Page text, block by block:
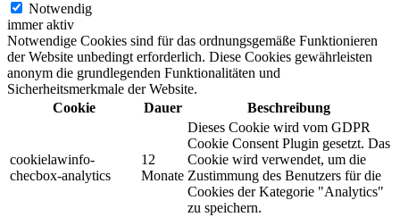
Notwendig
immer aktiv
Notwendige Cookies sind für das ordnungsgemäße Funktionieren
der Website unbedingt erforderlich. Diese Cookies gewährleisten
anonym die grundlegenden Funktionalitäten und
Sicherheitsmerkmale der Website.
Cookie
Dauer Beschreibung
cookielawinfo-
checbox-analytics
12
Monate
Dieses Cookie wird vom GDPR
Cookie Consent Plugin gesetzt. Das
Cookie wird verwendet, um die
Zustimmung des Benutzers für die
Cookies der Kategorie "Analytics"
zu speichern.